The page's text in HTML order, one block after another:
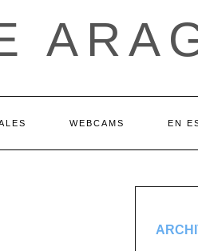
WEBCAMS EN